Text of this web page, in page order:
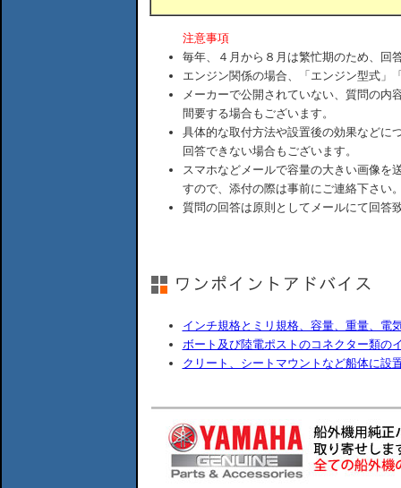
注意事項
毎年、４月から８月は繁忙期のため、回
エンジン関係の場合、「エンジン型式」
メーカーで公開されていない、質問の内
間要する場合もございます。
具体的な取付方法や設置後の効果などに
回答できない場合もございます。
スマホなどメールで容量の大きい画像を
すので、添付の際は事前にご連絡下さい
質問の回答は原則としてメールにて回答
インチ規格とミリ規格、容量、重量、電
ボート及び陸電ポストのコネクター類の
クリート、シートマウントなど船体に設